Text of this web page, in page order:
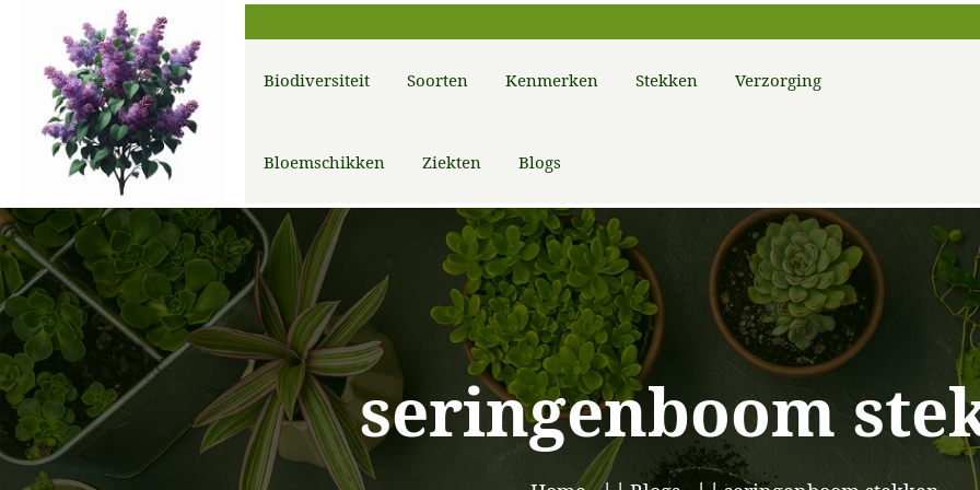
Biodiversiteit Soorten Kenmerken Stekken Verzorging
Bloemschikken Ziekten Blogs
seringenboom